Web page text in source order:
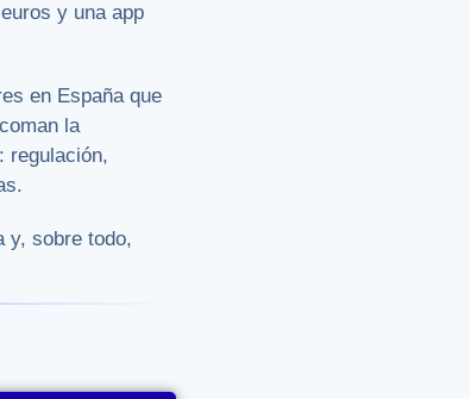
y una app
en España que
la
regulación,
y, sobre todo,